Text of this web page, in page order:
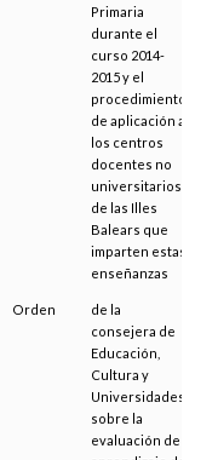
Primaria
durante el
curso 2014-
2015 y el
procedimiento
de aplicación a
los centros
docentes no
universitarios
de las Illes
Balears que
imparten estas
enseñanzas
Orden
de la
consejera de
Educación,
Cultura y
Universidades,
sobre la
evaluación del